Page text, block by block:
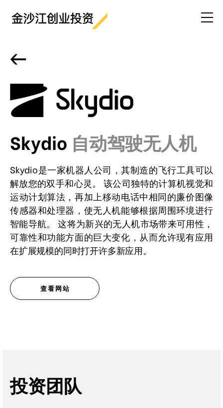
<-
Skydio 自动驾驶无人机
Skydio是一家机器人公司，其制造的飞行工具可以
解放您的双手和心灵。 该公司独特的计算机视觉和
运动计划算法，再加上移动电话中相同的廉价图像
传感器和处理器，使无人机能够根据周围环境进行
智能导航。 这将为新兴的无人机市场带来可用性，
可靠性和功能方面的巨大变化，从而允许现有应用
在扩展规模的同时打开许多新应用。
查看网站
投资团队